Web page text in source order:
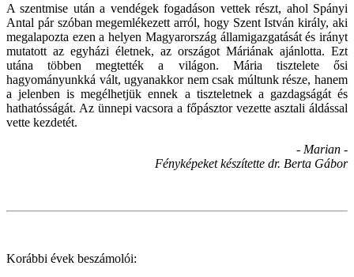
A szentmise után a vendégek fogadáson vettek részt, ahol Spányi
Antal pár szóban megemlékezett arról, hogy Szent István király, aki
megalapozta ezen a helyen Magyarország államigazgatását és irányt
mutatott az egyházi életnek, az országot Máriának ajánlotta. Ezt
utána többen megtették a világon. Mária tisztelete ősi
hagyományunkká vált, ugyanakkor nem csak múltunk része, hanem
a jelenben is megélhetjük ennek a tiszteletnek a gazdagságát és
hathatósságát. Az ünnepi vacsora a főpásztor vezette asztali áldással
vette kezdetét.
- Marian -
Fényképeket készítette dr. Berta Gábor
Korábbi évek beszámolói: